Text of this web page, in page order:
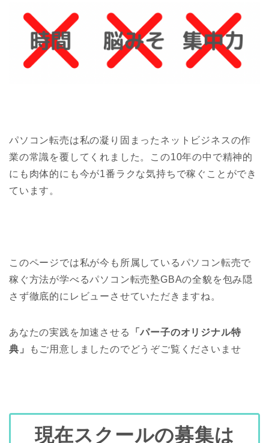
パソコン転売は私の凝り固まったネットビジネスの作
業の常識を覆してくれました。この10年の中で精神的
にも肉体的にも今が1番ラクな気持ちで稼ぐことができ
ています。
このページでは私が今も所属しているパソコン転売で
稼ぐ方法が学べるパソコン転売塾GBAの全貌を包み隠
さず徹底的にレビューさせていただきますね。
あなたの実践を加速させる
「パー子のオリジナル特
典」
もご用意しましたのでどうぞご覧くださいませ
現在スクールの募集は